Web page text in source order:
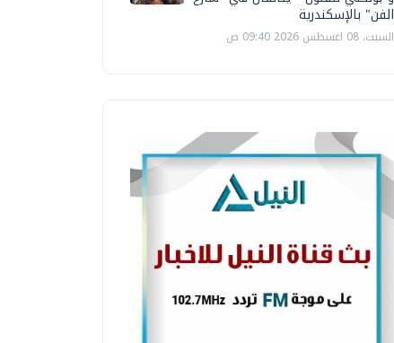
الفن" بالإسكندرية
السبت، 08 اغسطس 2026 09:40 ص